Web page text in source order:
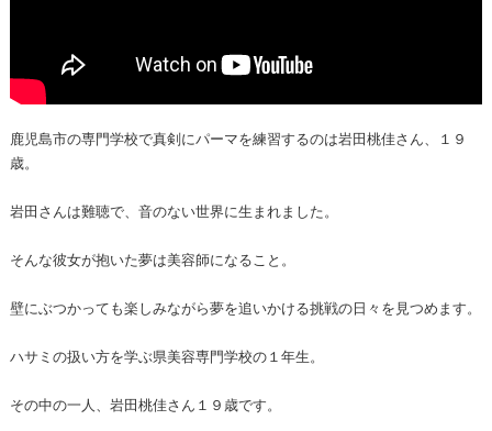
鹿児島市の専門学校で真剣にパーマを練習するのは岩田桃佳さん、１９
歳。
岩田さんは難聴で、音のない世界に生まれました。
そんな彼女が抱いた夢は美容師になること。
壁にぶつかっても楽しみながら夢を追いかける挑戦の日々を見つめます。
ハサミの扱い方を学ぶ県美容専門学校の１年生。
その中の一人、岩田桃佳さん１９歳です。